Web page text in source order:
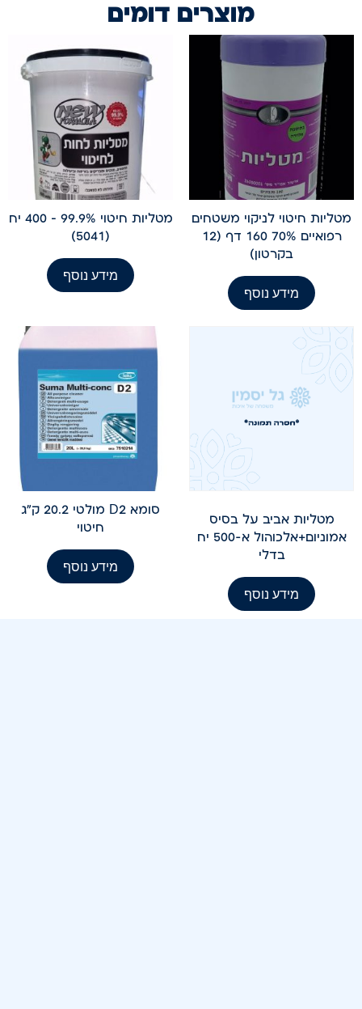
מוצרים דומים
מטליות חיטוי לניקוי משטחים
רפואיים 70% 160 דף (12
בקרטון)
מידע נוסף
מטליות חיטוי 99.9% – 400 יח
(5041)
מידע נוסף
מטליות אביב על בסיס
אמוניום+אלכוהול א-500 יח
בדלי
מידע נוסף
סומא D2 מולטי 20.2 ק"ג
חיטוי
מידע נוסף